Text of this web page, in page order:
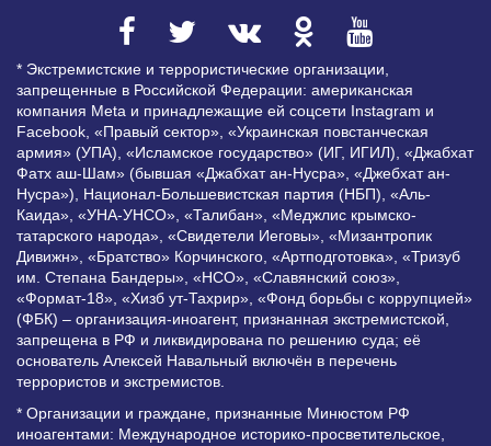
* Экстремистские и террористические организации,
запрещенные в Российской Федерации: американская
компания Meta и принадлежащие ей соцсети Instagram и
Facebook, «Правый сектор», «Украинская повстанческая
армия» (УПА), «Исламское государство» (ИГ, ИГИЛ), «Джабхат
Фатх аш-Шам» (бывшая «Джабхат ан-Нусра», «Джебхат ан-
Нусра»), Национал-Большевистская партия (НБП), «Аль-
Каида», «УНА-УНСО», «Талибан», «Меджлис крымско-
татарского народа», «Свидетели Иеговы», «Мизантропик
Дивижн», «Братство» Корчинского, «Артподготовка», «Тризуб
им. Степана Бандеры», «НСО», «Славянский союз»,
«Формат-18», «Хизб ут-Тахрир», «Фонд борьбы с коррупцией»
(ФБК) – организация-иноагент, признанная экстремистской,
запрещена в РФ и ликвидирована по решению суда; её
основатель Алексей Навальный включён в перечень
террористов и экстремистов.
* Организации и граждане, признанные Минюстом РФ
иноагентами: Международное историко-просветительское,